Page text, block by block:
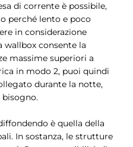
di corrente è possibile,
perché lento e poco
in considerazione
wallbox consente la
massime superiori a
in modo 2, puoi quindi
durante la notte,
bisogno.
è quella della
In sostanza, le strutture